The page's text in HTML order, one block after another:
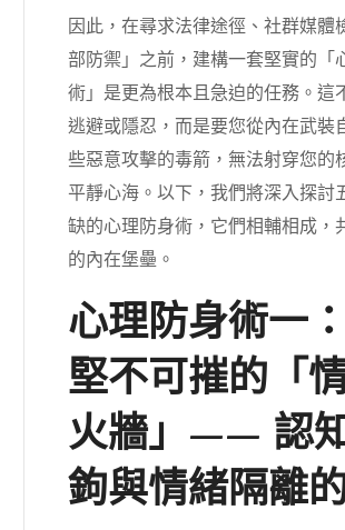
因此，在尋求法律途徑、社群媒體
部防禦」之前，建構一套堅實的「
術」是更為根本且急迫的任務。這
逃避或隱忍，而是要您從內在武裝
些惡意攻擊的毒箭，無法射穿您的
平靜心海。以下，我們將深入探討
缺的心理防身術，它們相輔相成，
的內在堡壘。
心理防身術一
堅不可摧的「
火牆」—— 認
鉤與情緒隔離